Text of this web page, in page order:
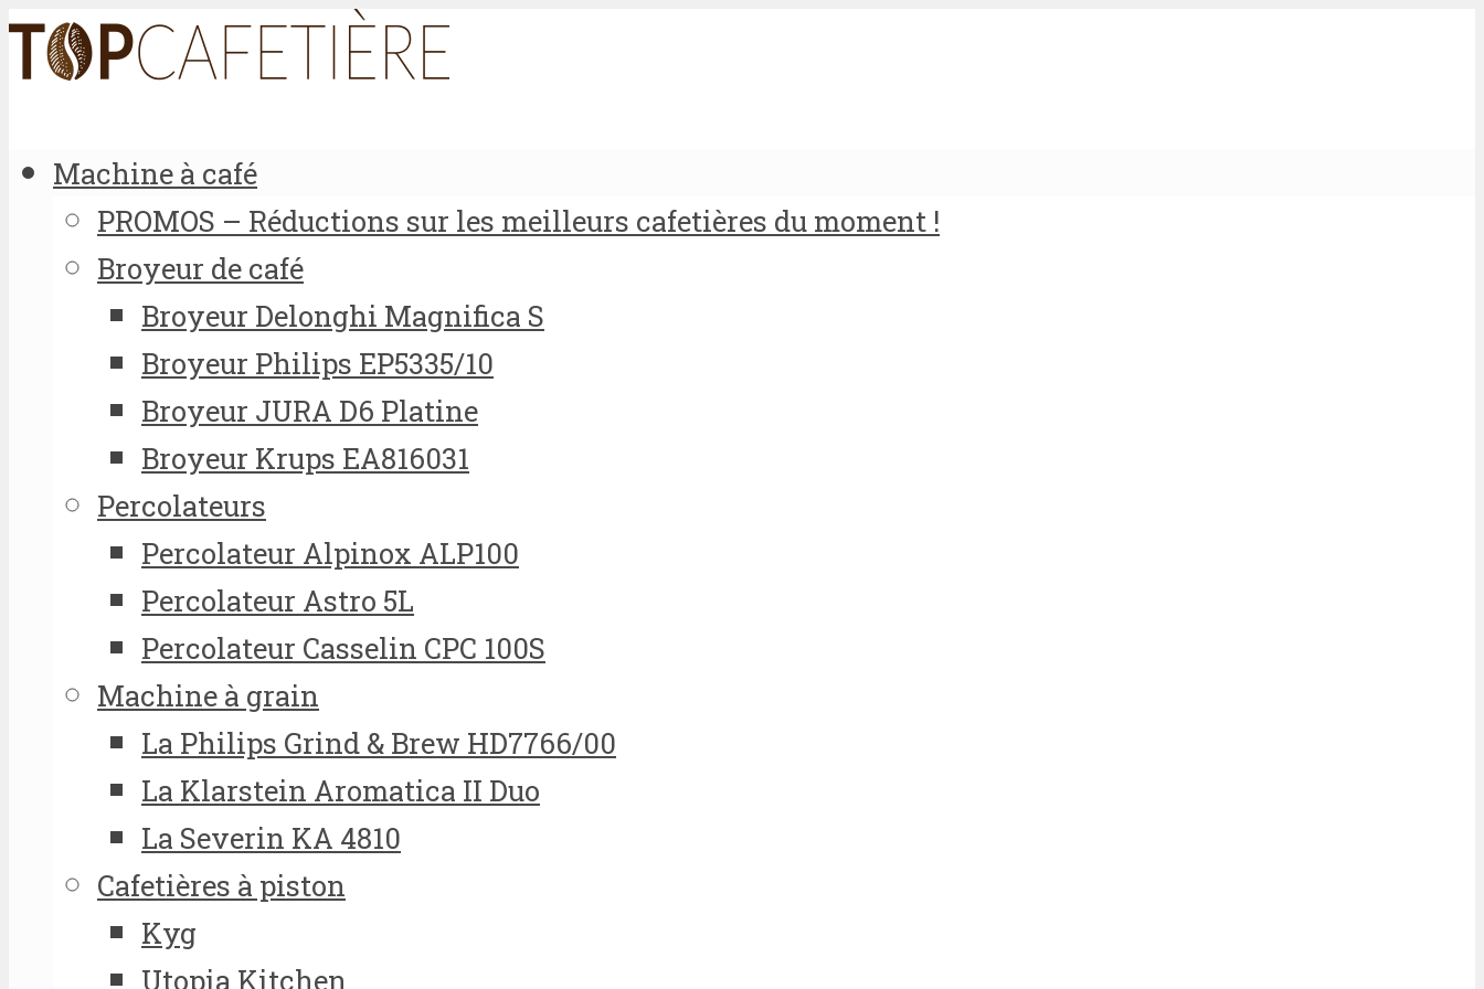
Machine à café
PROMOS – Réductions sur les meilleurs cafetières du moment !
Broyeur de café
Broyeur Delonghi Magnifica S
Broyeur Philips EP5335/10
Broyeur JURA D6 Platine
Broyeur Krups EA816031
Percolateurs
Percolateur Alpinox ALP100
Percolateur Astro 5L
Percolateur Casselin CPC 100S
Machine à grain
La Philips Grind & Brew HD7766/00
La Klarstein Aromatica II Duo
La Severin KA 4810
Cafetières à piston
Kyg
Utopia Kitchen